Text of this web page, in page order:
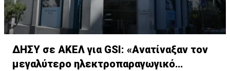
ΔΗΣΥ σε ΑΚΕΛ για GSI: «Ανατίναξαν τον
μεγαλύτερο ηλεκτροπαραγωγικό